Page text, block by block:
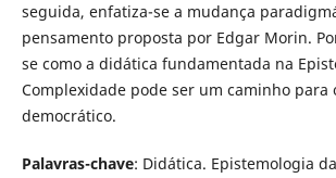
seguida, enfatiza-se a mudança
pensamento proposta por Edgar Morin.
se como a didática fundamentada na
Complexidade pode ser um caminho para
democrático.
Palavras-chave: Didática. Epistemologia